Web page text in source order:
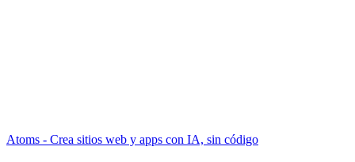
Atoms - Crea sitios web y apps con IA, sin código